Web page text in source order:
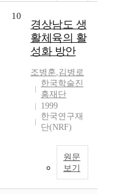
10
경상남도 생
활체육의 활
성화 방안
조병훈,김병로
한국학술진
흥재단
1999
한국연구재
단(NRF)
원문
보기